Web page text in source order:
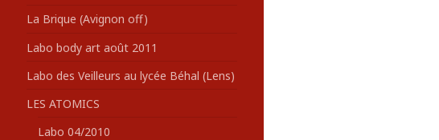
La Brique (Avignon off)
Labo body art août 2011
Labo des Veilleurs au lycée Béhal (Lens)
LES ATOMICS
Labo 04/2010